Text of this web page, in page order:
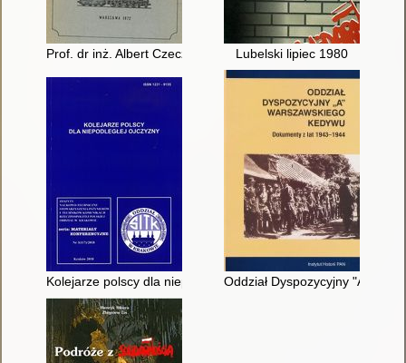
Prof. dr inż. Albert Czeczott : wspomnienieLubelski lipiec 1980
Kolejarze polscy dla niepodległej ojczyzny = Polish
Oddział Dyspozycyjny "A"